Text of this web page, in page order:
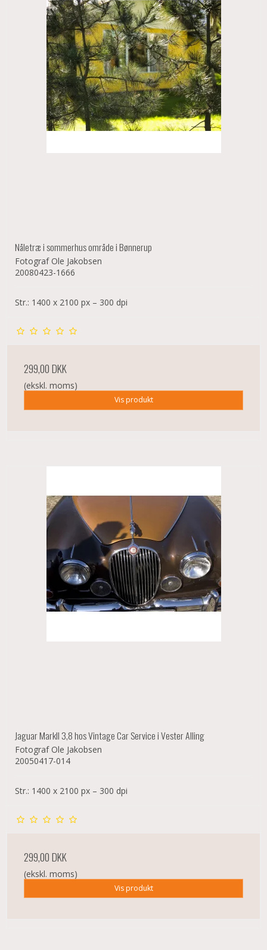
Nåletræ i sommerhus område i Bønnerup
Fotograf Ole Jakobsen
20080423-1666
Str.: 1400 x 2100 px – 300 dpi
299,00 DKK
(ekskl. moms)
Vis produkt
Jaguar MarkII 3,8 hos Vintage Car Service i Vester Alling
Fotograf Ole Jakobsen
20050417-014
Str.: 1400 x 2100 px – 300 dpi
299,00 DKK
(ekskl. moms)
Vis produkt